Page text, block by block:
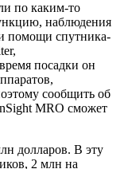
по каким-то
наблюдения
помощи спутника-
посадки он
сообщить об
MRO сможет
долларов. В эту
2 млн на